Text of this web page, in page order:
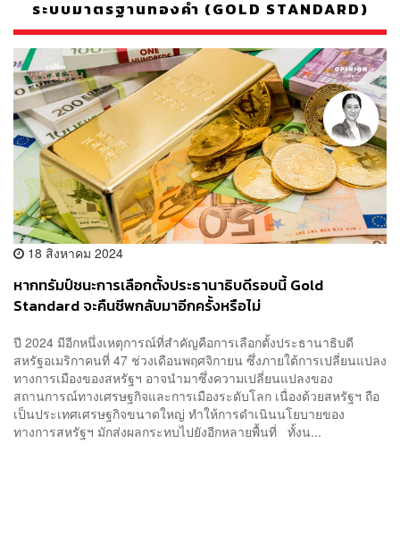
ระบบมาตรฐานทองคำ (GOLD STANDARD)
18 สิงหาคม 2024
หากทรัมป์ชนะการเลือกตั้งประธานาธิบดีรอบนี้ Gold
Standard จะคืนชีพกลับมาอีกครั้งหรือไม่
ปี 2024 มีอีกหนึ่งเหตุการณ์ที่สำคัญคือการเลือกตั้งประธานาธิบดี
สหรัฐอเมริกาคนที่ 47 ช่วงเดือนพฤศจิกายน ซึ่งภายใต้การเปลี่ยนแปลง
ทางการเมืองของสหรัฐฯ อาจนำมาซึ่งความเปลี่ยนแปลงของ
สถานการณ์ทางเศรษฐกิจและการเมืองระดับโลก เนื่องด้วยสหรัฐฯ ถือ
เป็นประเทศเศรษฐกิจขนาดใหญ่ ทำให้การดำเนินนโยบายของ
ทางการสหรัฐฯ มักส่งผลกระทบไปยังอีกหลายพื้นที่ ทั้งน...